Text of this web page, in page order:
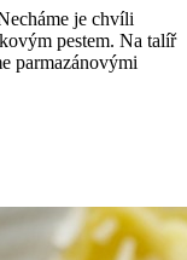
je chvíli
pestem. Na talíř
parmazánovými